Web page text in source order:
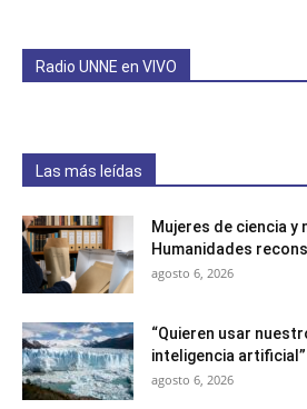
Radio UNNE en VIVO
Las más leídas
Mujeres de ciencia y
Humanidades
agosto 6, 2026
“Quieren usar
inteligencia artificial”
agosto 6, 2026